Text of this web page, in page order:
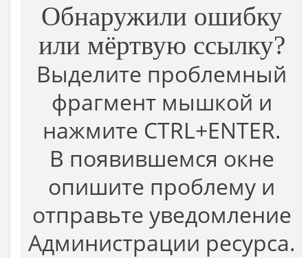
Обнаружили ошибку
или мёртвую ссылку?
Выделите проблемный
фрагмент мышкой и
нажмите CTRL+ENTER.
В появившемся окне
опишите проблему и
отправьте уведомление
Администрации ресурса.